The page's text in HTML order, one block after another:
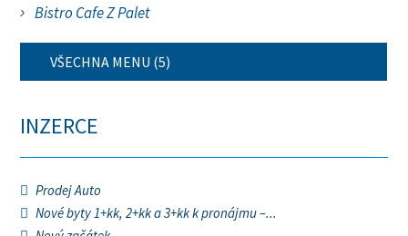
Bistro Cafe Z Palet
VŠECHNA MENU (5)
INZERCE
Prodej Auto
Nové byty 1+kk, 2+kk a 3+kk k pronájmu –...